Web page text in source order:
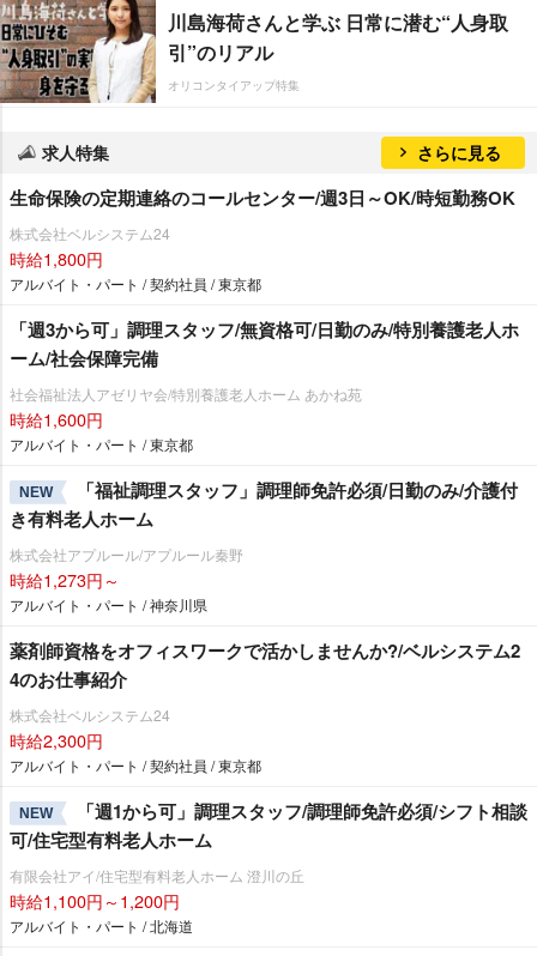
川島海荷さんと学ぶ 日常に潜む“人身取
引”のリアル
オリコンタイアップ特集
求人特集 さらに見る
生命保険の定期連絡のコールセンター/週3日～OK/時短勤務OK
株式会社ベルシステム24
時給1,800円
アルバイト・パート / 契約社員 / 東京都
「週3から可」調理スタッフ/無資格可/日勤のみ/特別養護老人ホ
ーム/社会保障完備
社会福祉法人アゼリヤ会/特別養護老人ホーム あかね苑
時給1,600円
アルバイト・パート / 東京都
NEW
「福祉調理スタッフ」調理師免許必須/日勤のみ/介護付
き有料老人ホーム
株式会社アプルール/アプルール秦野
時給1,273円～
アルバイト・パート / 神奈川県
薬剤師資格をオフィスワークで活かしませんか?/ベルシステム2
4のお仕事紹介
株式会社ベルシステム24
時給2,300円
アルバイト・パート / 契約社員 / 東京都
NEW
「週1から可」調理スタッフ/調理師免許必須/シフト相談
可/住宅型有料老人ホーム
有限会社アイ/住宅型有料老人ホーム 澄川の丘
時給1,100円～1,200円
アルバイト・パート / 北海道